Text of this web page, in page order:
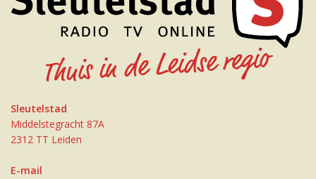
Sleutelstad
Middelstegracht 87A
2312 TT Leiden
E-mail